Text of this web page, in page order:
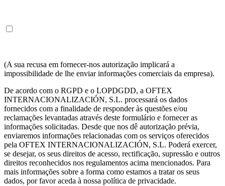
(A sua recusa em fornecer-nos autorização implicará a
impossibilidade de lhe enviar informações comerciais da empresa).
De acordo com o RGPD e o LOPDGDD, a OFTEX
INTERNACIONALIZACIÓN, S.L. processará os dados
fornecidos com a finalidade de responder às questões e/ou
reclamações levantadas através deste formulário e fornecer as
informações solicitadas. Desde que nos dê autorização prévia,
enviaremos informações relacionadas com os serviços oferecidos
pela OFTEX INTERNACIONALIZACIÓN, S.L. Poderá exercer,
se desejar, os seus direitos de acesso, rectificação, supressão e outros
direitos reconhecidos nos regulamentos acima mencionados. Para
mais informações sobre a forma como estamos a tratar os seus
dados, por favor aceda à nossa política de privacidade.